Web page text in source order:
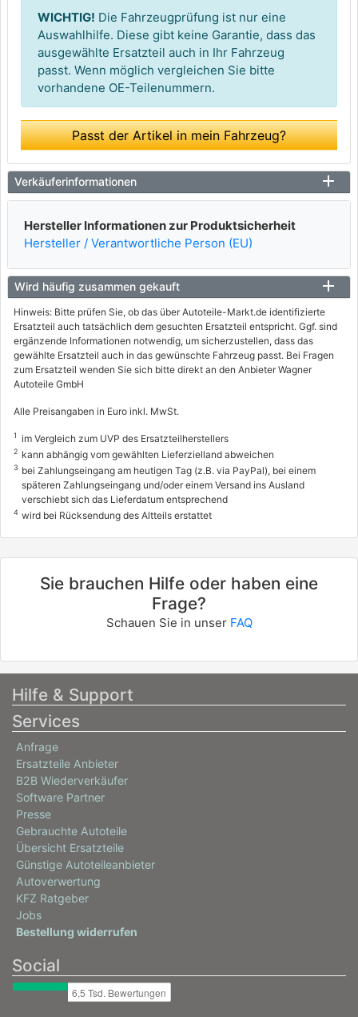
WICHTIG! Die Fahrzeugprüfung ist nur eine
Auswahlhilfe. Diese gibt keine Garantie, dass das
ausgewählte Ersatzteil auch in Ihr Fahrzeug
passt. Wenn möglich vergleichen Sie bitte
vorhandene OE-Teilenummern.
Passt der Artikel in mein Fahrzeug?
Verkäuferinformationen
Hersteller Informationen zur Produktsicherheit
Hersteller / Verantwortliche Person (EU)
Wird häufig zusammen gekauft
Hinweis: Bitte prüfen Sie, ob das über Autoteile-Markt.de identifizierte
Ersatzteil auch tatsächlich dem gesuchten Ersatzteil entspricht. Ggf. sind
ergänzende Informationen notwendig, um sicherzustellen, dass das
gewählte Ersatzteil auch in das gewünschte Fahrzeug passt. Bei Fragen
zum Ersatzteil wenden Sie sich bitte direkt an den Anbieter Wagner
Autoteile GmbH
Alle Preisangaben in Euro inkl. MwSt.
1 im Vergleich zum UVP des Ersatzteilherstellers
2 kann abhängig vom gewählten Lieferzielland abweichen
3 bei Zahlungseingang am heutigen Tag (z.B. via PayPal), bei einem
späteren Zahlungseingang und/oder einem Versand ins Ausland
verschiebt sich das Lieferdatum entsprechend
4 wird bei Rücksendung des Altteils erstattet
Sie brauchen Hilfe oder haben eine
Frage?
Schauen Sie in unser FAQ
Hilfe & Support
Services
Anfrage
Ersatzteile Anbieter
B2B Wiederverkäufer
Software Partner
Presse
Gebrauchte Autoteile
Übersicht Ersatzteile
Günstige Autoteileanbieter
Autoverwertung
KFZ Ratgeber
Jobs
Bestellung widerrufen
Social